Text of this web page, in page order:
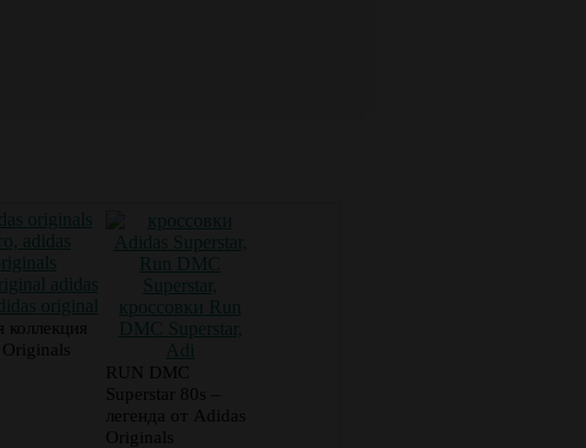
коллекция
Originals
RUN DMC
Superstar 80s –
легенда от Adidas
Originals